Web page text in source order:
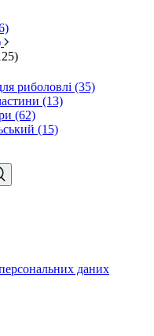
риболовлі (35)
(13)
(62)
(15)
даних